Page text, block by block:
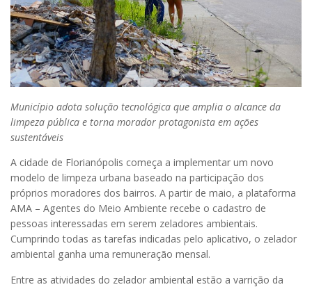
Município adota solução tecnológica que amplia o alcance da
limpeza pública e torna morador protagonista em ações
sustentáveis
A cidade de Florianópolis começa a implementar um novo
modelo de limpeza urbana baseado na participação dos
próprios moradores dos bairros. A partir de maio, a plataforma
AMA – Agentes do Meio Ambiente recebe o cadastro de
pessoas interessadas em serem zeladores ambientais.
Cumprindo todas as tarefas indicadas pelo aplicativo, o zelador
ambiental ganha uma remuneração mensal.
Entre as atividades do zelador ambiental estão a varrição da